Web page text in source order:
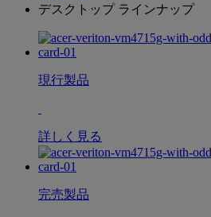
デスクトップ ラインナップ
現行製品
詳しく見る
完売製品